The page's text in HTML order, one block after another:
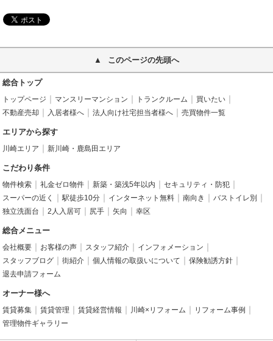
このページの先頭へ
総合トップ
トップページ マンスリーマンション トランクルーム
買いたい
不動産売却
入居者様へ 法人向け社宅担当者様へ 売買物件一覧
エリアから探す
川崎エリア 新川崎・鹿島田エリア
こだわり条件
物件検索 礼金ゼロ物件 新築・築浅5年以内
セキュリティ・防犯
スーパーの近く
駅徒歩10分 インターネット無料 南向き
バストイレ別
独立洗面台
2人入居可 尻手 矢向 幸区
総合メニュー
会社概要 お客様の声 スタッフ紹介
インフォメーション
スタッフブログ
街紹介 個人情報の取扱いについて
保険勧誘方針
退去申請フォーム
オーナー様へ
賃貸募集 賃貸管理 賃貸経営情報 川崎×リフォーム
リフォーム事例
管理物件ギャラリー